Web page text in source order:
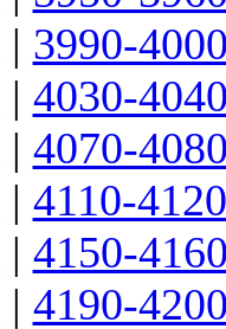
| 3990-
| 4030-
| 4070-
| 4110-4120
| 4150-
| 4190-